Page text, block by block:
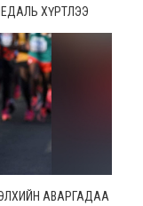
ХҮРТЛЭЭ
АВАРГАДАА